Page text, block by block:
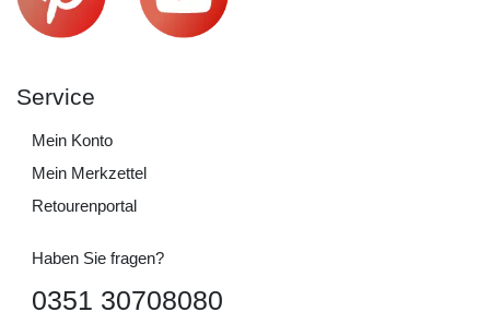
Service
Mein Konto
Mein Merkzettel
Retourenportal
Haben Sie fragen?
0351 30708080